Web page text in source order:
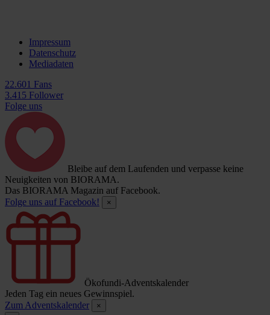
Impressum
Datenschutz
Mediadaten
22.601 Fans
3.415 Follower
Folge uns
Bleibe auf dem Laufenden und verpasse keine
Neuigkeiten von BIORAMA.
Das BIORAMA Magazin auf Facebook.
Folge uns auf Facebook!
×
Ökofundi-Adventskalender
Jeden Tag ein neues Gewinnspiel.
Zum Adventskalender
×